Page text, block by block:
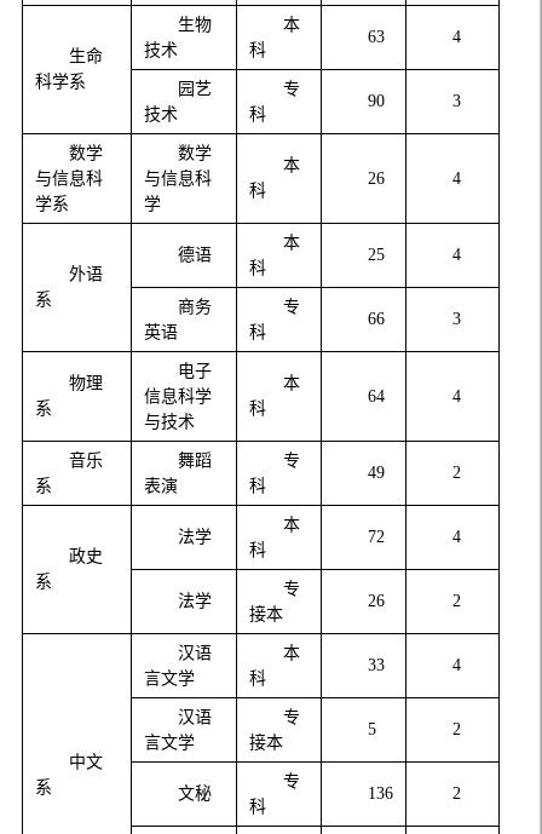
生命
科学系
生物
技术
本
科
63 4
园艺
技术
专
科
90 3
数学
与信息科
学系
数学
与信息科
学
本
科
26 4
外语
系
德语
本
科
25 4
商务
英语
专
科
66 3
物理
系
电子
信息科学
与技术
本
科
64 4
音乐
系
舞蹈
表演
专
科
49 2
政史
系
法学
本
科
72 4
法学
专
接本
26 2
中文
系
汉语
言文学
本
科
33 4
汉语
言文学
专
接本
5 2
文秘
专
科
136 2